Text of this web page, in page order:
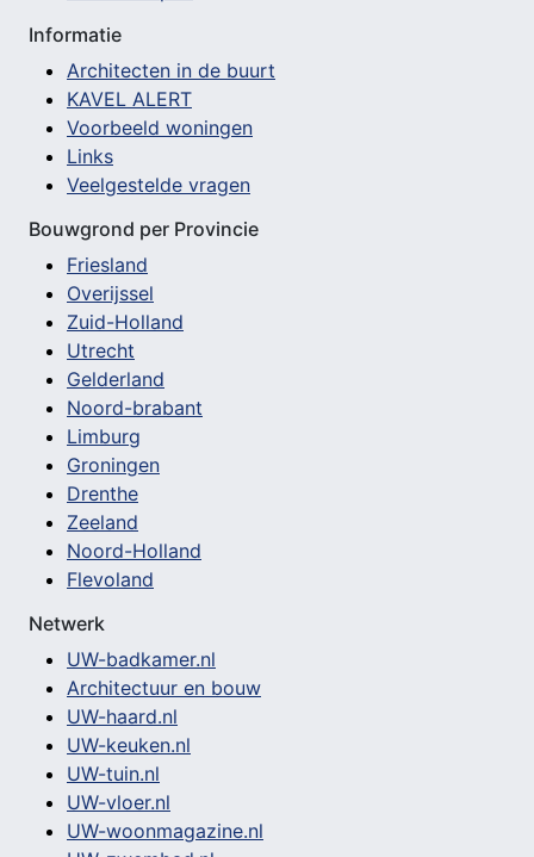
Informatie
Architecten in de buurt
KAVEL ALERT
Voorbeeld woningen
Links
Veelgestelde vragen
Bouwgrond per Provincie
Friesland
Overijssel
Zuid-Holland
Utrecht
Gelderland
Noord-brabant
Limburg
Groningen
Drenthe
Zeeland
Noord-Holland
Flevoland
Netwerk
UW-badkamer.nl
Architectuur en bouw
UW-haard.nl
UW-keuken.nl
UW-tuin.nl
UW-vloer.nl
UW-woonmagazine.nl